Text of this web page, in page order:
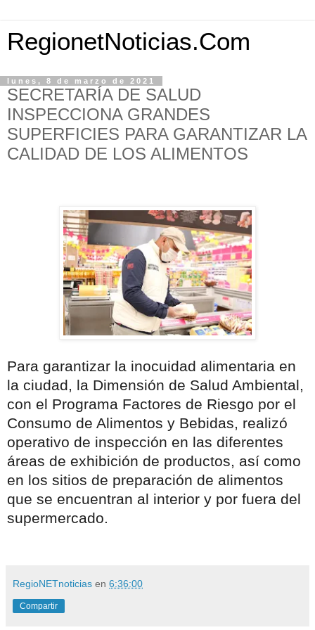
RegionetNoticias.Com
lunes, 8 de marzo de 2021
SECRETARÍA DE SALUD
INSPECCIONA GRANDES
SUPERFICIES PARA GARANTIZAR LA
CALIDAD DE LOS ALIMENTOS
Para garantizar la inocuidad alimentaria en
la ciudad, la Dimensión de Salud Ambiental,
con el Programa Factores de Riesgo por el
Consumo de Alimentos y Bebidas, realizó
operativo de inspección en las diferentes
áreas de exhibición de productos, así como
en los sitios de preparación de alimentos
que se encuentran al interior y por fuera del
supermercado.
RegioNETnoticias en 6:36:00
Compartir